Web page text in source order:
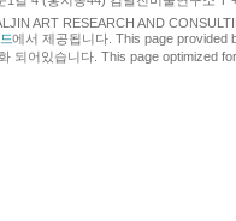
ART RESEARCH AND
에서 제공됩니다. This page provided
되어있습니다. This page optimized